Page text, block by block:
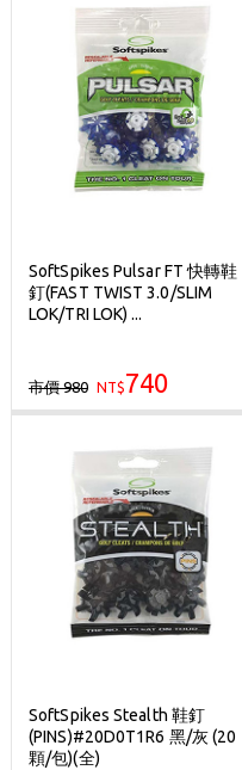
SoftSpikes Pulsar FT 快轉鞋
釘(FAST TWIST 3.0/SLIM
LOK/TRI LOK) ...
市價 980 NT$740
SoftSpikes Stealth 鞋釘
(PINS)#20D0T1R6 黑/灰 (20
顆/包)(全)